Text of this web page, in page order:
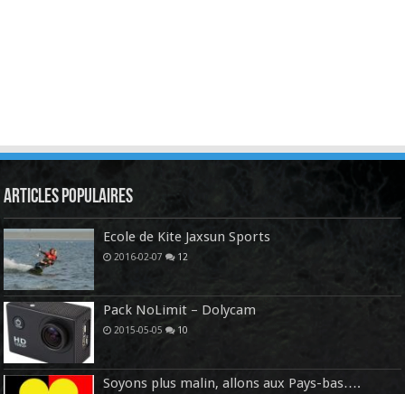
Articles Populaires
Ecole de Kite Jaxsun Sports
2016-02-07 12
Pack NoLimit – Dolycam
2015-05-05 10
Soyons plus malin, allons aux Pays-bas….